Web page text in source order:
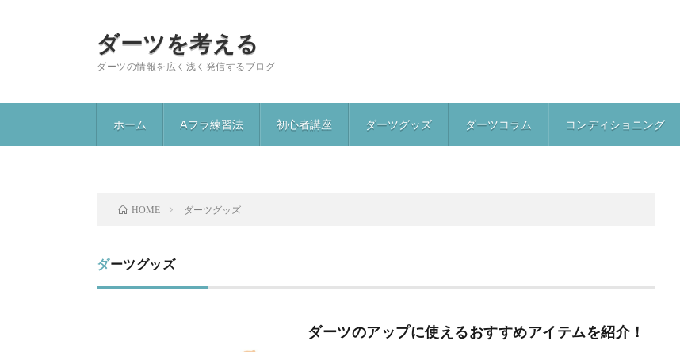
ダーツを考える
ダーツの情報を広く浅く発信するブログ
ホーム Aフラ練習法 初心者講座 ダーツグッズ ダーツコラム コンディショニング
HOME ダーツグッズ
ダーツグッズ
ダーツのアップに使えるおすすめアイテムを紹介！